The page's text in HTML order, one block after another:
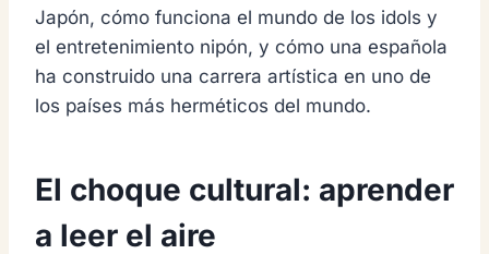
Japón, cómo funciona el mundo de los idols y
el entretenimiento nipón, y cómo una española
ha construido una carrera artística en uno de
los países más herméticos del mundo.
El choque cultural: aprender
a leer el aire